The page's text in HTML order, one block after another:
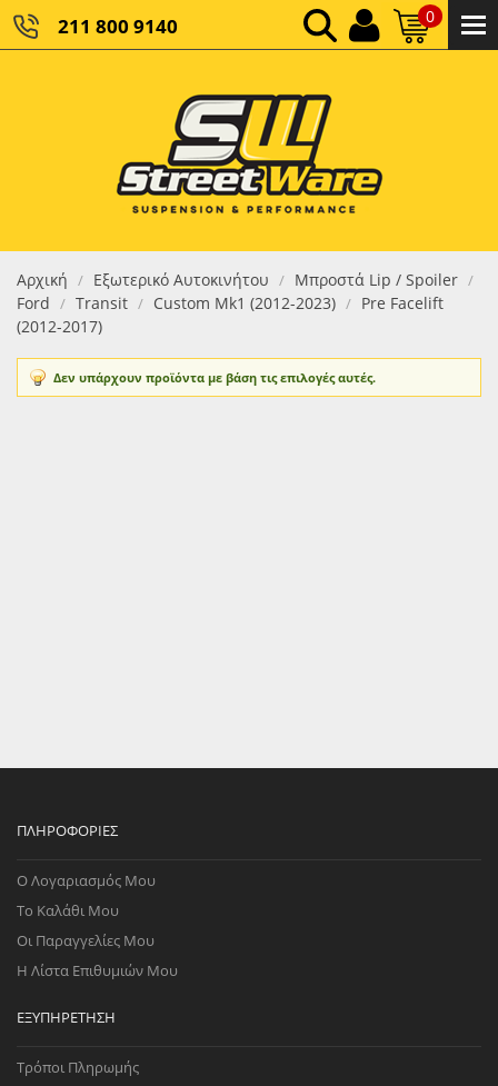
211 800 9140 0
ΚΑΘΑΡΌ ΣΎΝΟΛΟ:
ΤΕΛΙΚΌ ΣΎΝΟΛΟ:0,00 €
Αρχική / Εξωτερικό Αυτοκινήτου / Μπροστά Lip / Spoiler /
Ford / Transit / Custom Mk1 (2012-2023) / Pre Facelift
(2012-2017)
Δεν υπάρχουν προϊόντα με βάση τις επιλογές αυτές.
ΠΛΗΡΟΦΟΡΊΕΣ
Ο Λογαριασμός Μου
Το Καλάθι Μου
Οι Παραγγελίες Μου
Η Λίστα Επιθυμιών Μου
ΕΞΥΠΗΡΈΤΗΣΗ
Τρόποι Πληρωμής